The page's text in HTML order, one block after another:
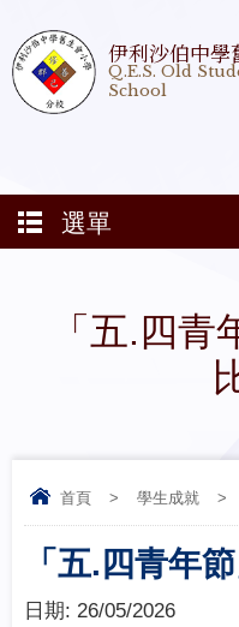
伊利沙伯中學
Q.E.S. Old
School
選單
「五.四
首頁 > 學生成就 >
「五.四青年
日期: 26/05/2026